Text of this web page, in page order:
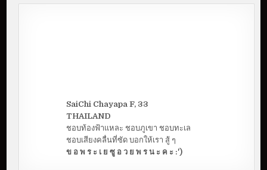
D
SaiChi Chayapa F, 33
THAILAND
ชอบท้องฟ้าแหละ ชอบภูเขา ชอบทะเล
ชอบเสียงคลื่นที่ซัด บอกให้เรา สู้ ๆ
ข อ พ ร ะ เ ย ซู อ ว ย พ ร น ะ ค ะ :')